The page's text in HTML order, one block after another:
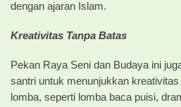
dengan ajaran Islam.
Kreativitas Tanpa Batas
Pekan Raya Seni dan Budaya ini
santri untuk menunjukkan
lomba, seperti lomba baca puisi,